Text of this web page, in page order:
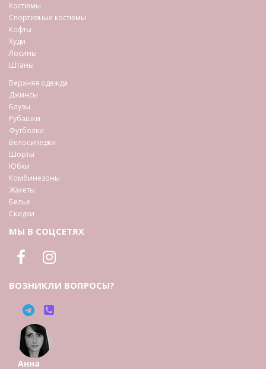
Костюмы
Спортивные костюмы
Кофты
Худи
Лосины
Штаны
Верхняя одежда
Джинсы
Блузы
Рубашки
Футболки
Велосипедки
Шорты
Юбки
Комбинезоны
Жакеты
Белье
Скидки
МЫ В СОЦСЕТЯХ
ВОЗНИКЛИ ВОПРОСЫ?
Анна